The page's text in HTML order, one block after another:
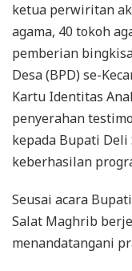
ketua perwiritan
agama, 40 tokoh
pemberian
Desa (BPD) se-
Kartu Identitas
penyerahan
kepada Bupati
keberhasilan
Seusai acara
Salat Maghrib
menandatangani